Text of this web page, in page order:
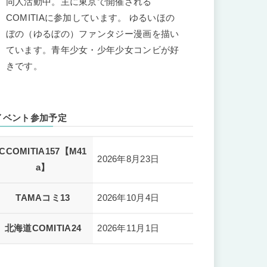
COMITIAに参加しています。 ゆるいほの
ぼの（ゆるぼの）ファンタジー漫画を描い
ています。青年少女・少年少女コンビが好
きです。
ベント参加予定
【M41
a】
2026年8月23日
TAMAコミ13 2026年10月4日
北海道COMITIA24 2026年11月1日